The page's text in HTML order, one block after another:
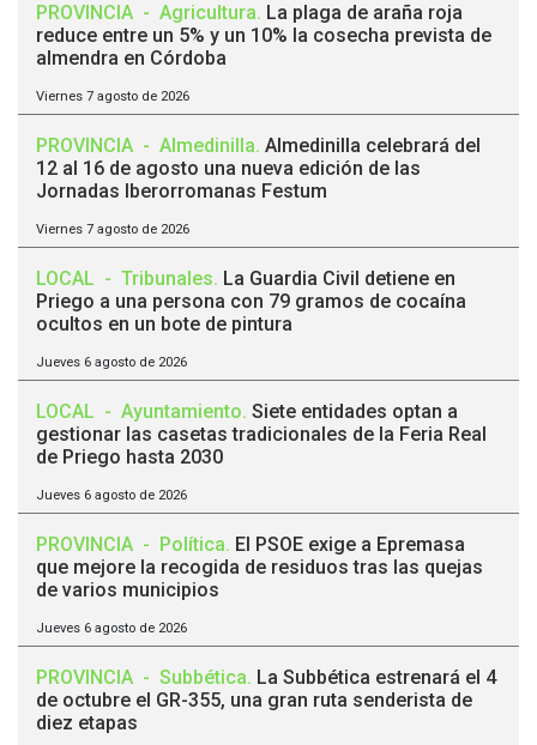
PROVINCIA - Agricultura. La plaga de araña roja
reduce entre un 5% y un 10% la cosecha prevista de
almendra en Córdoba
Viernes 7 agosto de 2026
PROVINCIA - Almedinilla. Almedinilla celebrará del
12 al 16 de agosto una nueva edición de las
Jornadas Iberorromanas Festum
Viernes 7 agosto de 2026
LOCAL - Tribunales. La Guardia Civil detiene en
Priego a una persona con 79 gramos de cocaína
ocultos en un bote de pintura
Jueves 6 agosto de 2026
LOCAL - Ayuntamiento. Siete entidades optan a
gestionar las casetas tradicionales de la Feria Real
de Priego hasta 2030
Jueves 6 agosto de 2026
PROVINCIA - Política. El PSOE exige a Epremasa
que mejore la recogida de residuos tras las quejas
de varios municipios
Jueves 6 agosto de 2026
PROVINCIA - Subbética. La Subbética estrenará el 4
de octubre el GR-355, una gran ruta senderista de
diez etapas